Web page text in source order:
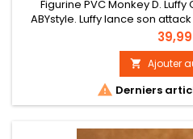
Figurine PVC Monkey D.
ABYstyle. Luffy lance son
Statuette en PVC, Produit 100
Prix
 Ajouter
 Derniers